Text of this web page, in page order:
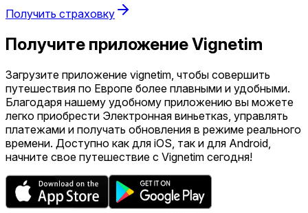
Получить страховку
Получите приложение Vignetim
Загрузите приложение vignetim, чтобы совершить
путешествия по Европе более плавными и удобными.
Благодаря нашему удобному приложению вы можете
легко приобрести Электронная виньеткаs, управлять
платежами и получать обновления в режиме реального
времени. Доступно как для iOS, так и для Android,
начните свое путешествие с Vignetim сегодня!